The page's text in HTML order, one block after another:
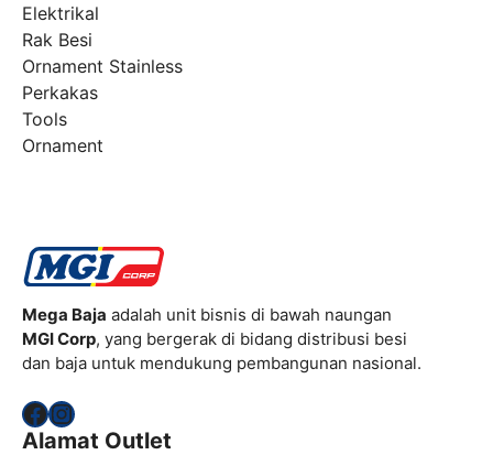
Elektrikal
Rak Besi
Ornament Stainless
Perkakas
Tools
Ornament
Mega Baja adalah unit bisnis di bawah naungan
MGI Corp, yang bergerak di bidang distribusi besi
dan baja untuk mendukung pembangunan nasional.
Facebook
Instagram
Alamat Outlet